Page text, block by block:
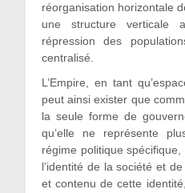
réorganisation horizontale
une structure verticale
répression des
centralisé.
L’Empire, en tant
peut ainsi exister que
la seule forme de
qu’elle ne représente
régime politique
l’identité de la société et
et contenu de cette